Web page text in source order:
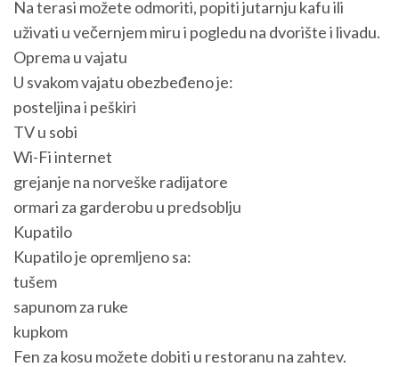
Na terasi možete odmoriti, popiti jutarnju kafu ili
uživati u večernjem miru i pogledu na dvorište i livadu.
Oprema u vajatu
U svakom vajatu obezbeđeno je:
posteljina i peškiri
TV u sobi
Wi-Fi internet
grejanje na norveške radijatore
ormari za garderobu u predsoblju
Kupatilo
Kupatilo je opremljeno sa:
tušem
sapunom za ruke
kupkom
Fen za kosu možete dobiti u restoranu na zahtev.